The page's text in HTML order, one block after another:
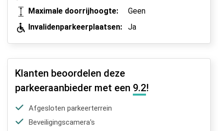
Maximale doorrijhoogte:
Geen
Invalidenparkeerplaatsen:
Ja
Klanten beoordelen deze
parkeeraanbieder met een 9.2!
Afgesloten parkeerterrein
Beveiligingscamera's